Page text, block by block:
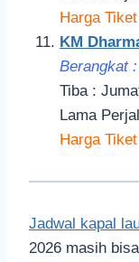
Harga
KM
Berangkat
Tiba :
Lama
Harga
Jadwal kapal
2026 masih